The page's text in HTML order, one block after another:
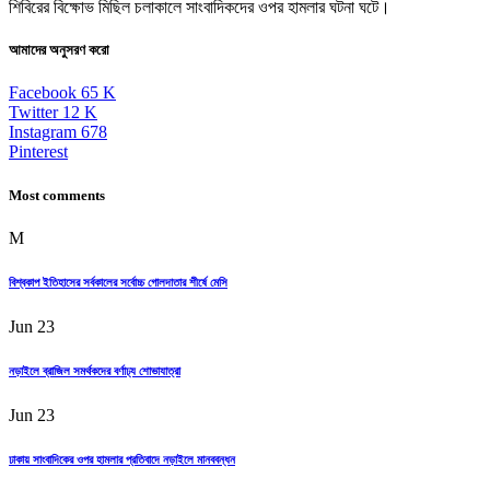
শিবিরের বিক্ষোভ মিছিল চলাকালে সাংবাদিকদের ওপর হামলার ঘটনা ঘটে।
আমাদের অনুসরণ করো
Facebook 65 K
Twitter 12 K
Instagram 678
Pinterest
Most comments
M
বিশ্বকাপ ইতিহাসের সর্বকালের সর্বোচ্চ গোলদাতার শীর্ষে মেসি
Jun 23
নড়াইলে ব্রাজিল সমর্থকদের বর্ণাঢ্য শোভাযাত্রা
Jun 23
ঢাকায় সাংবাদিকের ওপর হামলার প্রতিবাদে নড়াইলে মানববন্ধন